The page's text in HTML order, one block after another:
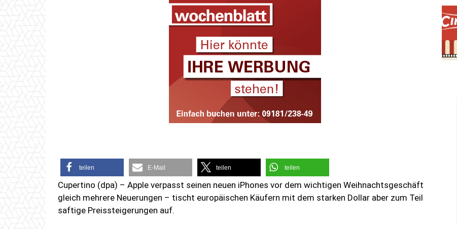
teilen E-Mail teilen teilen
Cupertino (dpa) – Apple verpasst seinen neuen iPhones vor dem wichtigen Weihnachtsgeschäft
gleich mehrere Neuerungen – tischt europäischen Käufern mit dem starken Dollar aber zum Teil
saftige Preissteigerungen auf.